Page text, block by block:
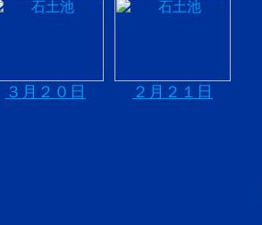
３月２０日 ２月２１日